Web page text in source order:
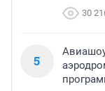
30
5